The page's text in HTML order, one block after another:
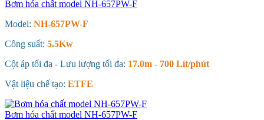
Bơm hóa chất model NH-657PW-F
Model: NH-657PW-F
Công suất: 5.5Kw
Cột áp tối đa - Lưu lượng tối đa: 17.0m - 700 Lít/phút
Vật liệu chế tạo: ETFE
Bơm hóa chất model NH-657PW-F